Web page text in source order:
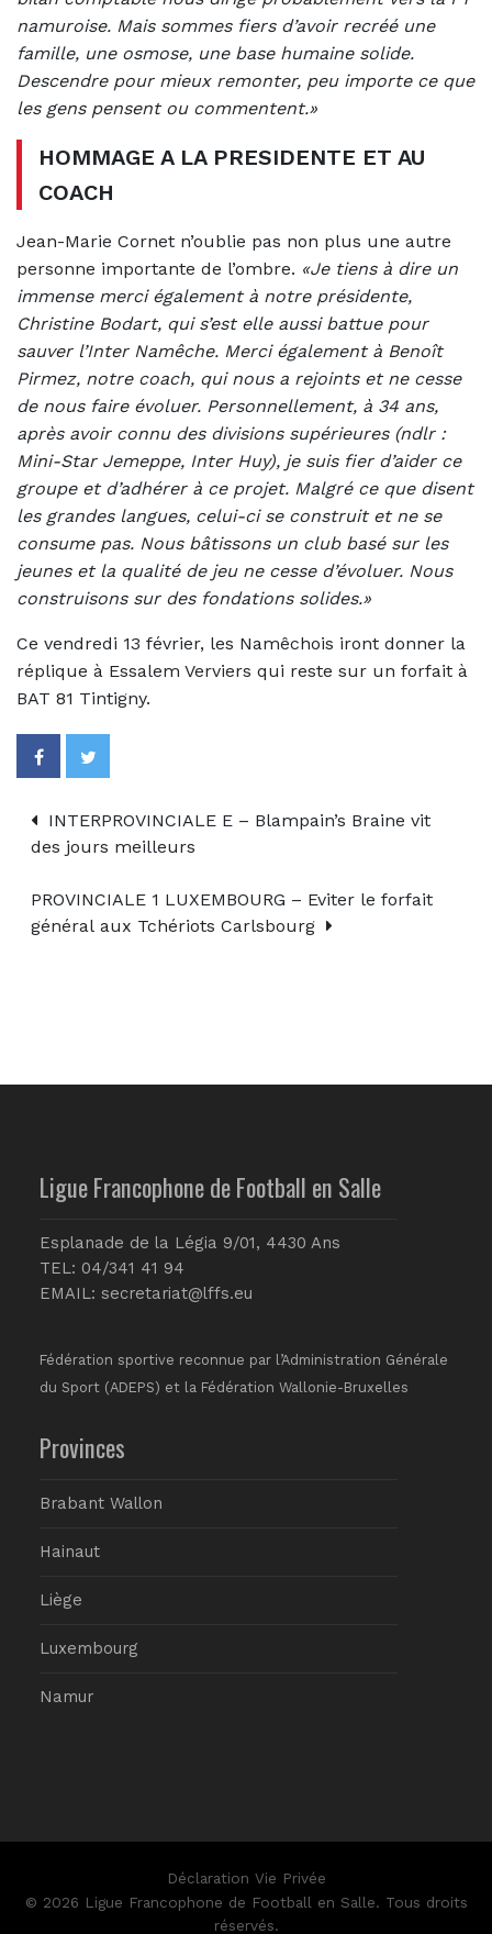
namuroise. Mais sommes fiers d’avoir recréé une
famille, une osmose, une base humaine solide.
Descendre pour mieux remonter, peu importe ce que
les gens pensent ou commentent.»
HOMMAGE A LA PRESIDENTE ET AU
COACH
Jean-Marie Cornet n’oublie pas non plus une autre
personne importante de l’ombre. «Je tiens à dire un
immense merci également à notre présidente,
Christine Bodart, qui s’est elle aussi battue pour
sauver l’Inter Namêche. Merci également à Benoît
Pirmez, notre coach, qui nous a rejoints et ne cesse
de nous faire évoluer. Personnellement, à 34 ans,
après avoir connu des divisions supérieures (ndlr :
Mini-Star Jemeppe, Inter Huy), je suis fier d’aider ce
groupe et d’adhérer à ce projet. Malgré ce que disent
les grandes langues, celui-ci se construit et ne se
consume pas. Nous bâtissons un club basé sur les
jeunes et la qualité de jeu ne cesse d’évoluer. Nous
construisons sur des fondations solides.»
Ce vendredi 13 février, les Namêchois iront donner la
réplique à Essalem Verviers qui reste sur un forfait à
BAT 81 Tintigny.
INTERPROVINCIALE E – Blampain’s Braine vit
des jours meilleurs
PROVINCIALE 1 LUXEMBOURG – Eviter le forfait
général aux Tchériots Carlsbourg
Ligue Francophone de Football en Salle
Esplanade de la Légia 9/01, 4430 Ans
TEL: 04/341 41 94
EMAIL: secretariat@lffs.eu
Fédération sportive reconnue par l’Administration Générale
du Sport (ADEPS) et la Fédération Wallonie-Bruxelles
Provinces
Brabant Wallon
Hainaut
Liège
Luxembourg
Namur
Déclaration Vie Privée
© 2026 Ligue Francophone de Football en Salle. Tous droits
réservés.